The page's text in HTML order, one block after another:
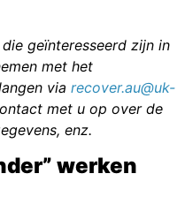
geïnteresseerd zijn in
met het
via recover.au@uk-
met u op over de
enz.
werken